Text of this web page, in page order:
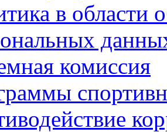
в области
комиссия